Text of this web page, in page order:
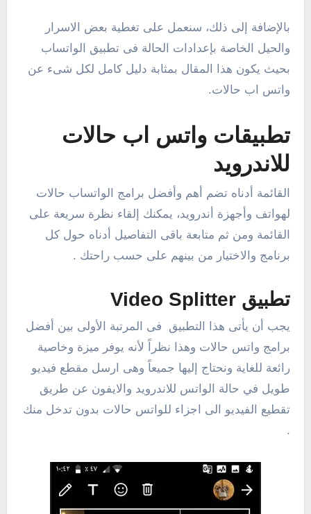
بالإضافة إلى ذلك، سنعمل على تغطية بعض الاسرار
والحيل الخاصة بإعدادات الحالة فى تطبيق الواتساب
بحيث يكون هذا المقال بمثابة دليل كامل لكل شىء عن
واتس اب حالات.
تطبيقات واتس اب حالات
للاندرويد
القائمة أدناه تضم أهم وأفضل برامج الواتساب حالات
لهواتف وأجهزة أندرويد، يمكنك إلقاء نظرة سريعة على
القائمة ومن ثم متابعة باقى التفاصيل أدناه حول كل
برنامج والاختيار من بينهم على حسب راحتك .
تطبيق Video Splitter
يجب أن يأتى هذا التطبيق فى المرتبة الأولى بين أفضل
برامج واتس حالات وهذا نظراً لأنه يوفر ميزة وخاصية
رائعة للغاية ونحتاج إليها جميعاً وهى ارسل مقطع فيديو
طويل في حالة الواتس للاندرويد والايفون عن طريق
تقطيع الفيديو الى اجزاء للواتس حالات بدون تدخل منك
.